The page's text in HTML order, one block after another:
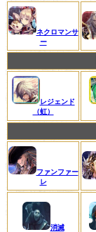
ネクロマンサ
ー
レジェンド
（虹）
ファンファー
レ
消滅